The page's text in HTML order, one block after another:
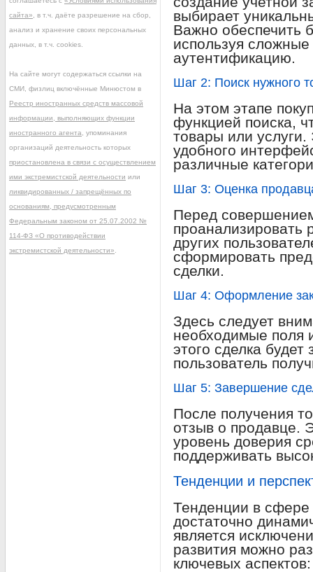
выбирает
Важно обеспечить
используя
аутентификацию.
Шаг 2: Поиск нужного
На этом этапе
функцией поиска,
товары или
удобного
различные
Шаг 3: Оценка
Перед
проанализировать
других
сформировать
сделки.
Шаг 4: Оформление
Здесь следует
необходимые поля
этого сделка
пользователь
Шаг 5: Завершение
После получения
отзыв о продавце.
уровень доверия
поддерживать
Тенденции и
Тенденции в сфере
достаточно
является
развития можно
ключевых аспектов:
сайта» , в т.ч. даёте разрешение на сбор,
анализ и хранение своих персональных
данных, в т.ч. cookies.
На сайте могут содержаться ссылки на
СМИ, физлиц включённые Минюстом в
Реестр иностранных средств массовой
информации, выполняющих функции
иностранного агента , упоминания
организаций деятельность которых
приостановлена в связи с осуществлением
ими экстремистской деятельности или
ликвидированных / запрещённых по
основаниям, предусмотренным
Федеральным законом от 25.07.2002 №
114-ФЗ «О противодействии
экстремистской деятельности»